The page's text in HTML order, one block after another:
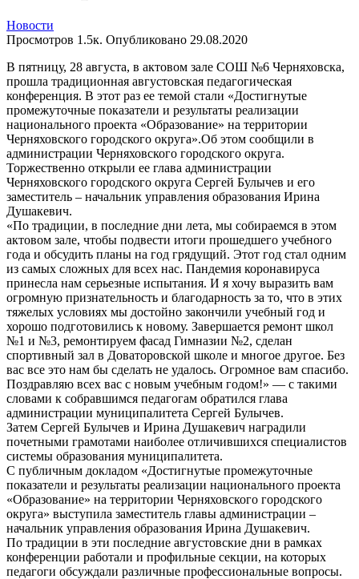
Новости
Просмотров 1.5к. Опубликовано 29.08.2020
В пятницу, 28 августа, в актовом зале СОШ №6 Черняховска,
прошла традиционная августовская педагогическая
конференция. В этот раз ее темой стали «Достигнутые
промежуточные показатели и результаты реализации
национального проекта «Образование» на территории
Черняховского городского округа».Об этом сообщили в
администрации Черняховского городского округа.
Торжественно открыли ее глава администрации
Черняховского городского округа Сергей Булычев и его
заместитель – начальник управления образования Ирина
Душакевич.
«По традиции, в последние дни лета, мы собираемся в этом
актовом зале, чтобы подвести итоги прошедшего учебного
года и обсудить планы на год грядущий. Этот год стал одним
из самых сложных для всех нас. Пандемия коронавируса
принесла нам серьезные испытания. И я хочу выразить вам
огромную признательность и благодарность за то, что в этих
тяжелых условиях мы достойно закончили учебный год и
хорошо подготовились к новому. Завершается ремонт школ
№1 и №3, ремонтируем фасад Гимназии №2, сделан
спортивный зал в Доваторовской школе и многое другое. Без
вас все это нам бы сделать не удалось. Огромное вам спасибо.
Поздравляю всех вас с новым учебным годом!» — с такими
словами к собравшимся педагогам обратился глава
администрации муниципалитета Сергей Булычев.
Затем Сергей Булычев и Ирина Душакевич наградили
почетными грамотами наиболее отличившихся специалистов
системы образования муниципалитета.
С публичным докладом «Достигнутые промежуточные
показатели и результаты реализации национального проекта
«Образование» на территории Черняховского городского
округа» выступила заместитель главы администрации –
начальник управления образования Ирина Душакевич.
По традиции в эти последние августовские дни в рамках
конференции работали и профильные секции, на которых
педагоги обсуждали различные профессиональные вопросы.